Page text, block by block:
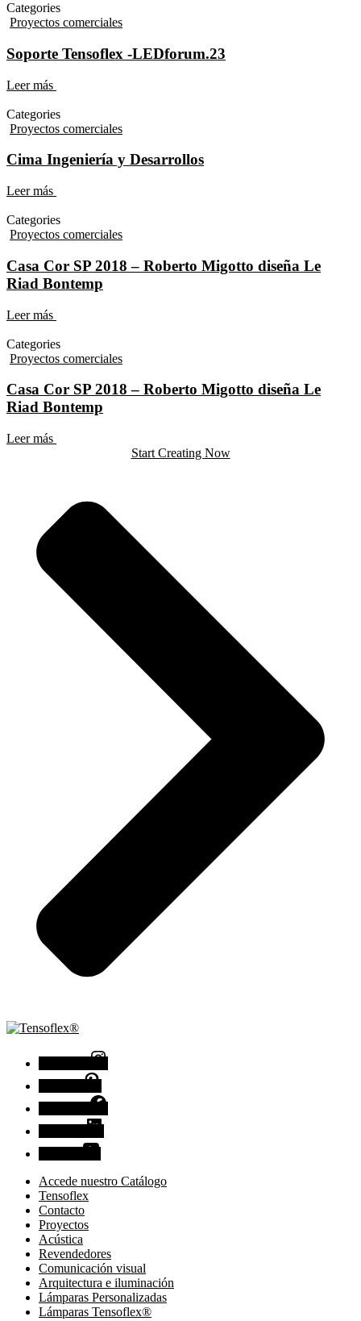
Categories
Proyectos comerciales
Soporte Tensoflex -LEDforum.23
Leer más
Categories
Proyectos comerciales
Cima Ingeniería y Desarrollos
Leer más
Categories
Proyectos comerciales
Casa Cor SP 2018 – Roberto Migotto diseña Le
Riad Bontemp
Leer más
Categories
Proyectos comerciales
Casa Cor SP 2018 – Roberto Migotto diseña Le
Riad Bontemp
Leer más
Start Creating Now
Accede nuestro Catálogo
Tensoflex
Contacto
Proyectos
Acústica
Revendedores
Comunicación visual
Arquitectura e iluminación
Lámparas Personalizadas
Lámparas Tensoflex®